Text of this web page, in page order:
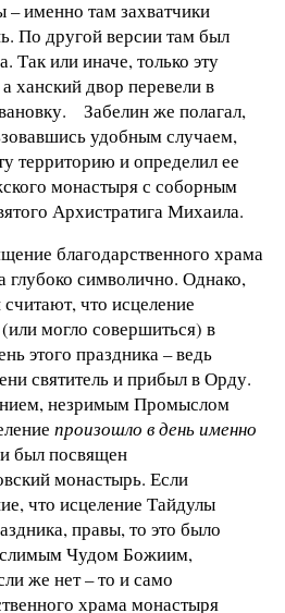
именно там захватчики
По другой версии там был
или иначе, только эту
ханский двор перевели в
Забелин же полагал,
удобным случаем,
территорию и определил ее
монастыря с соборным
Архистратига Михаила.
благодарственного храма
глубоко символично. Однако,
что исцеление
могло совершиться) в
этого праздника – ведь
святитель и прибыл в Орду.
незримым Промыслом
произошло в день именно
был посвящен
монастырь. Если
что исцеление Тайдулы
правы, то это было
Чудом Божиим,
же нет – то и само
храма монастыря